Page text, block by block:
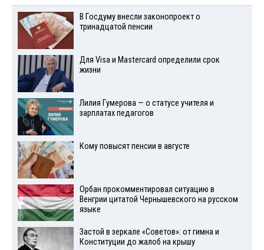
В Госдуму внесли законопроект о
тринадцатой пенсии
Для Visа и Mastercard определили срок
жизни
Лилия Гумерова — о статусе учителя и
зарплатах педагогов
Кому повысят пенсии в августе
Орбан прокомментировал ситуацию в
Венгрии цитатой Чернышевского на русском
языке
Застой в зеркале «Советов»: от гимна и
Конституции до жалоб на крышу